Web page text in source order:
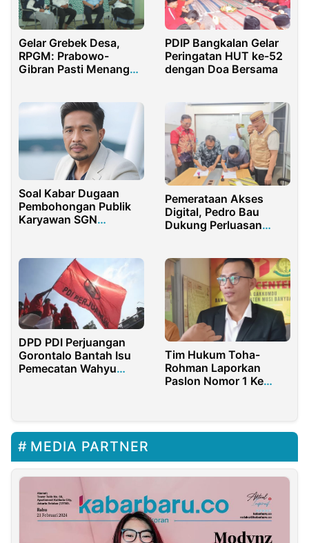
Gelar Grebek Desa,
RPGM: Prabowo-
Gibran Pasti Menang
PDIP Bangkalan Gelar
Peringatan HUT ke-52
dengan Doa Bersama
Soal Kabar Dugaan
Pembohongan Publik
Karyawan SGN
Dirut SGN Kompak
Bungkam
Pemerataan Akses
Digital, Pedro Bau
Dukung Perluasan
DPD PDI Perjuangan
Gorontalo Bantah Isu
Pemecatan Wahyu
Tim Hukum Toha-
Rohman Laporkan
Paslon Nomor 1 Ke
MEDIA PARTNER